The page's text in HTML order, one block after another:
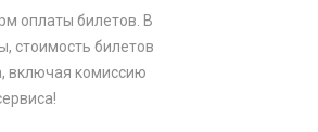
оплаты билетов. В
стоимость билетов
включая комиссию